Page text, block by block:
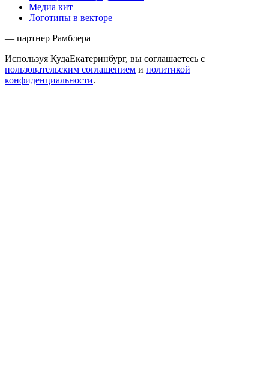
Медиа кит
Логотипы в векторе
— партнер Рамблера
Используя КудаЕкатеринбург, вы соглашаетесь с
пользовательским соглашением и политикой
конфиденциальности.